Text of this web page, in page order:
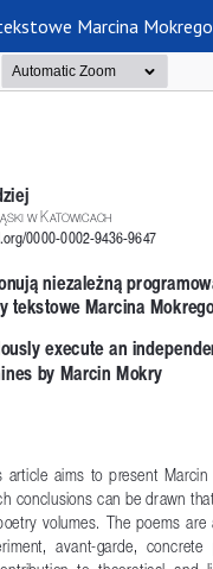
Marcina Mokrego